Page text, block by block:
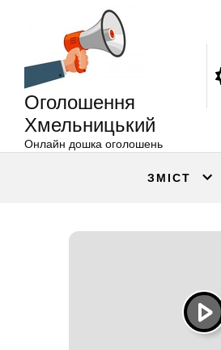
Оголошення
Хмельницький
Онлайн дошка оголошень
ЗМІСТ